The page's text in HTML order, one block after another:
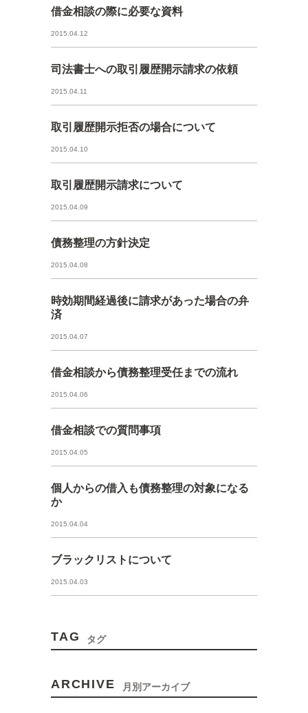
借金相談の際に必要な資料
2015.04.12
司法書士への取引履歴開示請求の依頼
2015.04.11
取引履歴開示拒否の場合について
2015.04.10
取引履歴開示請求について
2015.04.09
債務整理の方針決定
2015.04.08
時効期間経過後に請求があった場合の弁
済
2015.04.07
借金相談から債務整理受任までの流れ
2015.04.06
借金相談での質問事項
2015.04.05
個人からの借入も債務整理の対象になる
か
2015.04.04
ブラックリストについて
2015.04.03
TAG タグ
ARCHIVE 月別アーカイブ